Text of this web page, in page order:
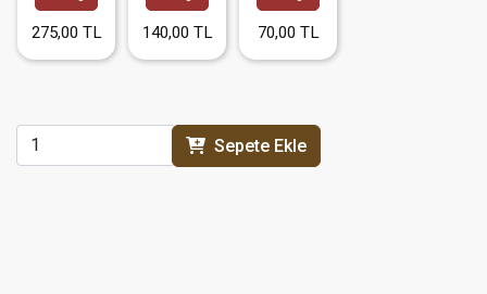
Sepete Ekle
275,00 TL 140,00 TL 70,00 TL